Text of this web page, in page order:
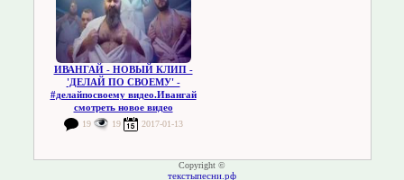
ИВАНГАЙ - НОВЫЙ КЛИП -
'ДЕЛАЙ ПО СВОЕМУ' -
#делайпосвоему видео.Ивангай
смотреть новое видео
19 19 2017-01-13
Copyright ©
текстыпесни.рф